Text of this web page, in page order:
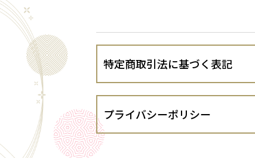
特定商取引法に基づく表記
運営責任者
プライバシーポリシー